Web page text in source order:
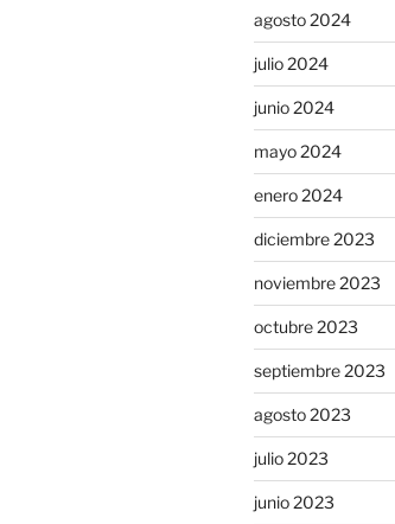
agosto 2024
julio 2024
junio 2024
mayo 2024
enero 2024
diciembre 2023
noviembre 2023
octubre 2023
septiembre 2023
agosto 2023
julio 2023
junio 2023